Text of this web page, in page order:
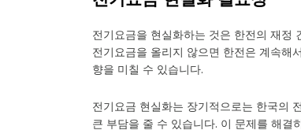
전기요금을 현실화하는 것은 한전의 재정
전기요금을 올리지 않으면 한전은 계속해
향을 미칠 수 있습니다.
전기요금 현실화는 장기적으로는 한국의
큰 부담을 줄 수 있습니다. 이 문제를 해결